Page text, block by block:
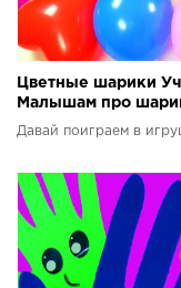
Цветные шарики
Малышам про
Лопаем шарик
Давай поиграем в